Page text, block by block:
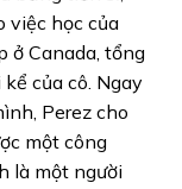
việc học của
ở Canada, tổng
của cô. Ngay
Perez cho
một công
là một người